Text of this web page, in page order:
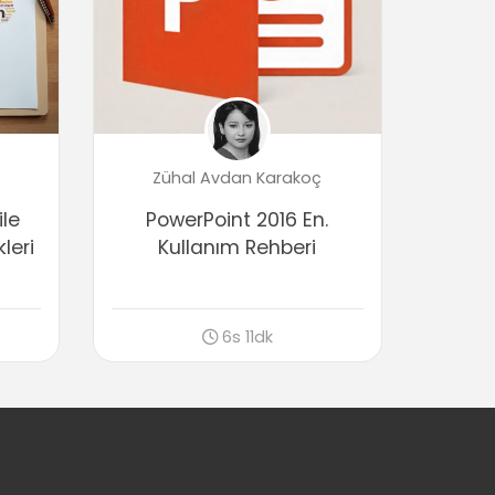
04:13
04:43
Tablo Düzenleme Araçları
Tabloda Secim Yöntemleri
Hücre Birleştirmek ve Bölmek
Satır ve Sütunları Boyutlandırma
Metni Konumlandırma
Zühal Avdan Karakoç
PowerPoint 2016 En.
Kullanım Rehberi
6s 11dk